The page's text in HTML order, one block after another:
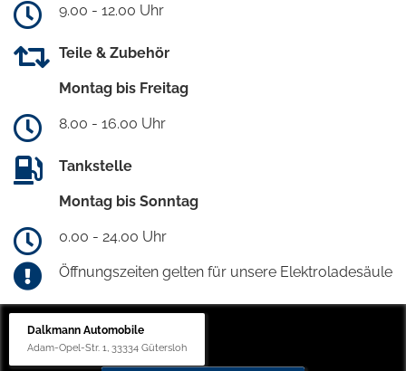
9.00 - 12.00 Uhr
Teile & Zubehör
Montag bis Freitag
8.00 - 16.00 Uhr
Tankstelle
Montag bis Sonntag
0.00 - 24.00 Uhr
Öffnungszeiten gelten für unsere Elektroladesäule
Dalkmann Automobile
Adam-Opel-Str. 1, 33334 Gütersloh